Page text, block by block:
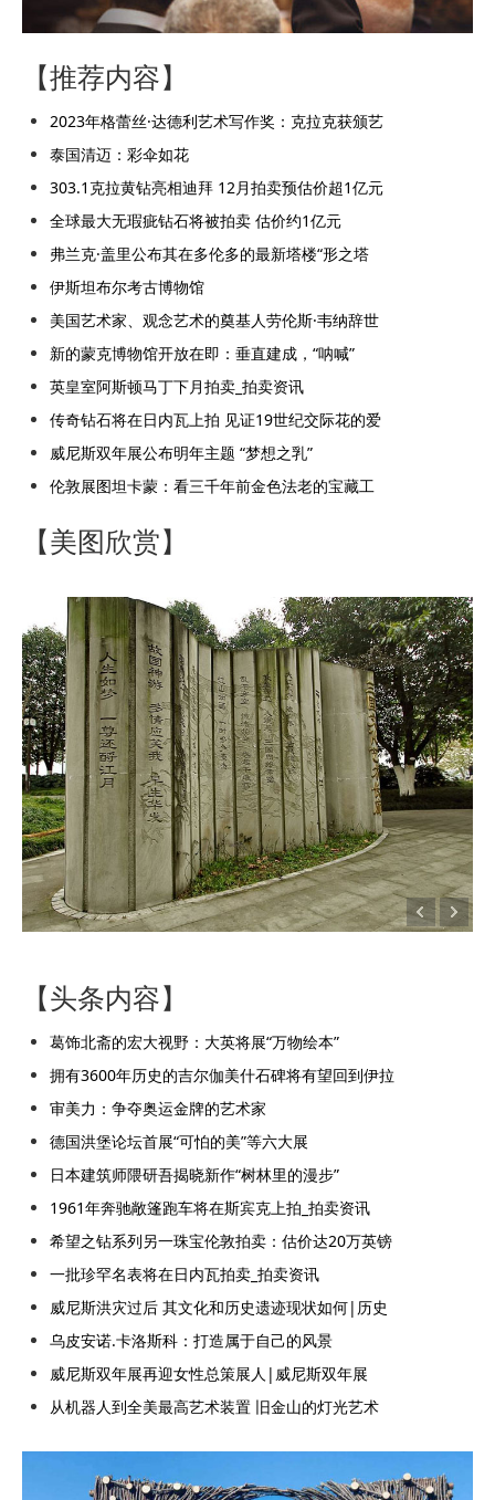
【推荐内容】
2023年格蕾丝·达德利艺术写作奖：克拉克获颁艺
泰国清迈：彩伞如花
303.1克拉黄钻亮相迪拜 12月拍卖预估价超1亿元
全球最大无瑕疵钻石将被拍卖 估价约1亿元
弗兰克·盖里公布其在多伦多的最新塔楼“形之塔
伊斯坦布尔考古博物馆
美国艺术家、观念艺术的奠基人劳伦斯·韦纳辞世
新的蒙克博物馆开放在即：垂直建成，“呐喊”
英皇室阿斯顿马丁下月拍卖_拍卖资讯
传奇钻石将在日内瓦上拍 见证19世纪交际花的爱
威尼斯双年展公布明年主题 “梦想之乳”
伦敦展图坦卡蒙：看三千年前金色法老的宝藏工
【美图欣赏】
【头条内容】
葛饰北斋的宏大视野：大英将展“万物绘本”
拥有3600年历史的吉尔伽美什石碑将有望回到伊拉
审美力：争夺奥运金牌的艺术家
德国洪堡论坛首展“可怕的美”等六大展
日本建筑师隈研吾揭晓新作“树林里的漫步”
1961年奔驰敞篷跑车将在斯宾克上拍_拍卖资讯
希望之钻系列另一珠宝伦敦拍卖：估价达20万英镑
一批珍罕名表将在日内瓦拍卖_拍卖资讯
威尼斯洪灾过后 其文化和历史遗迹现状如何|历史
乌皮安诺.卡洛斯科：打造属于自己的风景
威尼斯双年展再迎女性总策展人|威尼斯双年展
从机器人到全美最高艺术装置 旧金山的灯光艺术